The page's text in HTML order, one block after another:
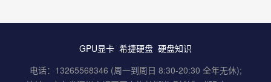
GPU显卡 希捷硬盘 硬盘知识
电话：13265568346 (周一到周日 8:30-20:30 全年无休);